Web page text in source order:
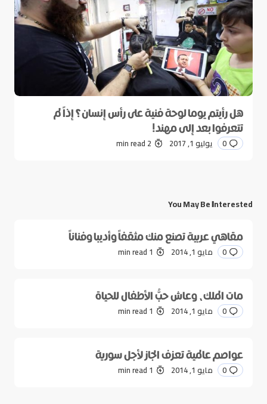
هل رأيتم يوما لوحة فنية على رأس إنسان؟ إذاً لم
تتعرفوا بعد إلى مهند!
0 يوليو 1, 2017 2 min read
You May Be Interested
مقاهي عربية تصنع منك مثقفاً وأديبا وفناناً
0 مايو 1, 2014 1 min read
مات الملك، وعاش حبُّ الأطفال للحياة
0 مايو 1, 2014 1 min read
عواصم عالمية تعزف الجاز لأجل سورية
0 مايو 1, 2014 1 min read